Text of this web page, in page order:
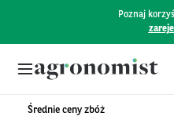
Poznaj
Średnie ceny zbóż